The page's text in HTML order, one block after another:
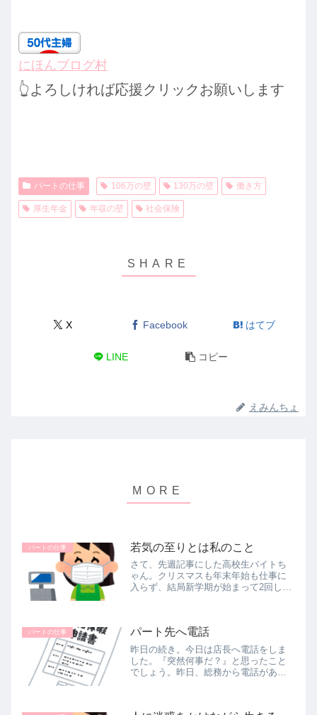
にほんブログ村
👆よろしければ応援クリックお願いします
パートの仕事 106万の壁 130万の壁 働き方
厚生年金 年収の壁 社会保険
X Facebook はてブ
LINE コピー
えみんちょ
パートの仕事 若気の至りとは私のこと
さて、先週記事にした高校生バイトち
ゃん。クリスマスも年末年始も仕事に
入らず、結局新学期が始まって2回しか
り、『お姉ちゃんがコロナにかかり、...
パートの仕事 パート先へ電話
昨日の続き。今日は店長へ電話をしま
した。『突然何事だ？』と思ったこと
でしょう。昨日、総務から電話があっ